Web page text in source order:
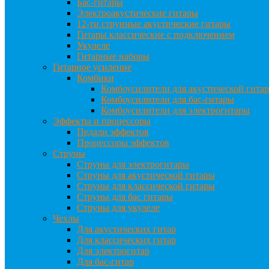
Бас-гитары
Электроакустические гитары
12-ти струнные акустические гитары
Гитары классические с подключением
Укулеле
Гитарные наборы
Гитарное усиление
Комбики
Комбоусилители для акустической
Комбоусилители для бас-гитары
Комбоусилители для электрогитары
Эффекты и процессоры
Педали эффектов
Процессоры эффектов
Струны
Струны для электрогитары
Струны для акустической гитары
Струны для классической гитары
Струны для бас гитары
Струны для укулеле
Чехлы
Для акустических гитар
Для классических гитар
Для электрогитар
Для бас-гитар